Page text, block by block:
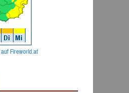
Fireworld.at